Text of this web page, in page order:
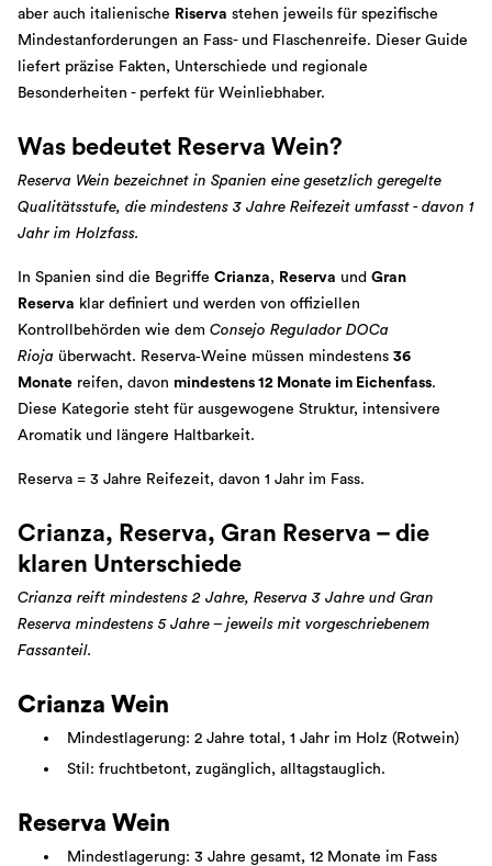
aber auch italienische Riserva stehen jeweils für spezifische
Mindestanforderungen an Fass- und Flaschenreife. Dieser Guide
liefert präzise Fakten, Unterschiede und regionale
Besonderheiten - perfekt für Weinliebhaber.
Was bedeutet Reserva Wein?
Reserva Wein bezeichnet in Spanien eine gesetzlich geregelte
Qualitätsstufe, die mindestens 3 Jahre Reifezeit umfasst - davon 1
Jahr im Holzfass.
In Spanien sind die Begriffe Crianza, Reserva und Gran
Reserva klar definiert und werden von offiziellen
Kontrollbehörden wie dem Consejo Regulador DOCa
Rioja überwacht. Reserva‑Weine müssen mindestens 36
Monate reifen, davon mindestens 12 Monate im Eichenfass.
Diese Kategorie steht für ausgewogene Struktur, intensivere
Aromatik und längere Haltbarkeit.
Reserva = 3 Jahre Reifezeit, davon 1 Jahr im Fass.
Crianza, Reserva, Gran Reserva – die
klaren Unterschiede
Crianza reift mindestens 2 Jahre, Reserva 3 Jahre und Gran
Reserva mindestens 5 Jahre – jeweils mit vorgeschriebenem
Fassanteil.
Crianza Wein
Mindestlagerung: 2 Jahre total, 1 Jahr im Holz (Rotwein)
Stil: fruchtbetont, zugänglich, alltagstauglich.
Reserva Wein
Mindestlagerung: 3 Jahre gesamt, 12 Monate im Fass